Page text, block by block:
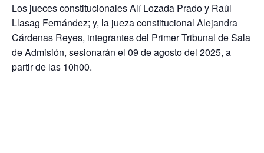
Los jueces constitucionales Alí Lozada Prado y Raúl
Llasag Fernández; y, la jueza constitucional Alejandra
Cárdenas Reyes, integrantes del Primer Tribunal de Sala
de Admisión, sesionarán el 09 de agosto del 2025, a
partir de las 10h00.